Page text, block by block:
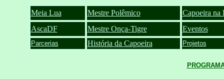
Meia Lua Mestre Polêmico
Capoeira na
AscaDF
Mestre Onça-Tigre Eventos
Parcerias História da Capoeira Projetos